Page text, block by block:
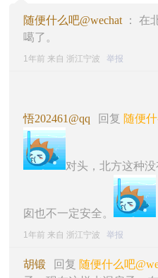
随便什么吧@wechat ： 在
噶了。
1年前 来自 浙江宁波 举报
悟202461@qq 回复 随便
对头，北方这种
囱也不一定安全。
1年前 来自 浙江宁波 举报
胡锻 回复 随便什么吧